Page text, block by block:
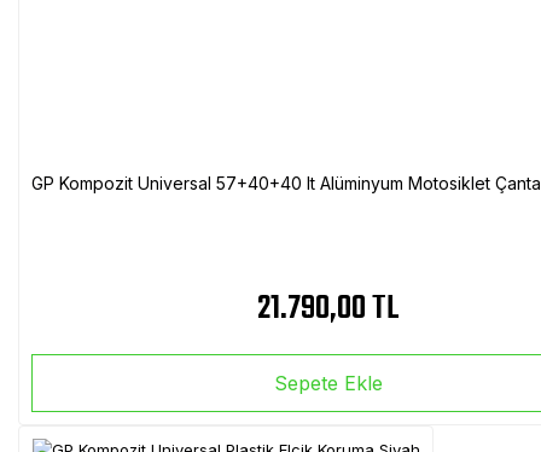
GP Kompozit Universal 57+40+40 lt Alüminyum Motosiklet
21.790,00 TL
Sepete Ekle